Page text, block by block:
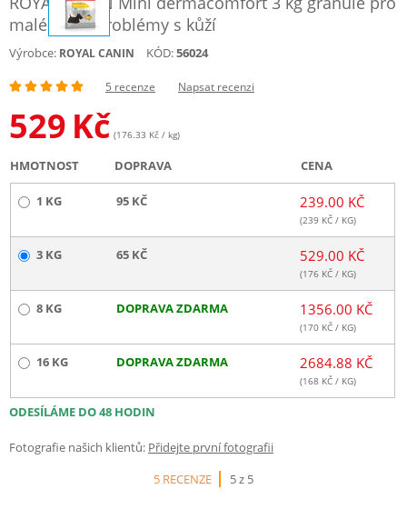
malé psy s problémy s kůží
Výrobce: ROYAL CANIN KÓD:56024
5 recenze Napsat recenzi
529 Kč (176.33 Kč / kg)
HMOTNOST DOPRAVA CENA
1 KG 95 KČ 239.00 KČ
(239 KČ / KG)
3 KG 65 KČ 529.00 KČ
(176 KČ / KG)
8 KG DOPRAVA ZDARMA 1356.00 KČ
(170 KČ / KG)
16 KG DOPRAVA ZDARMA 2684.88 KČ
(168 KČ / KG)
ODESÍLÁME DO 48 HODIN
Fotografie našich klientů: Přidejte první fotografii
5 RECENZE
5 z 5